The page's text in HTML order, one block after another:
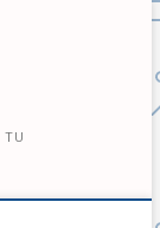
TU